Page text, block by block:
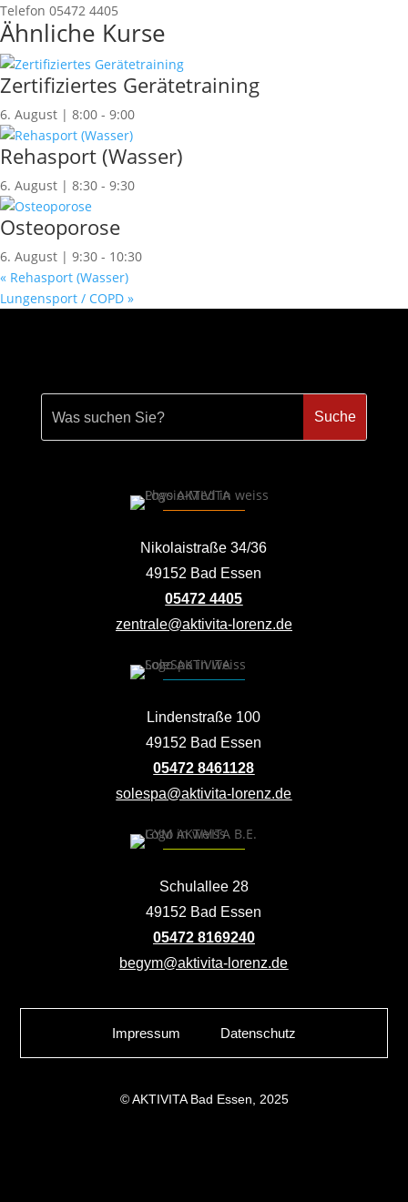
Telefon 05472 4405
Ähnliche Kurse
Zertifiziertes Gerätetraining
6. August | 8:00 - 9:00
Rehasport (Wasser)
6. August | 8:30 - 9:30
Osteoporose
6. August | 9:30 - 10:30
« Rehasport (Wasser)
Lungensport / COPD »
Nikolaistraße 34/36
49152 Bad Essen
05472 4405
zentrale@aktivita-lorenz.de
Lindenstraße 100
49152 Bad Essen
05472 8461128
solespa@aktivita-lorenz.de
Schulallee 28
49152 Bad Essen
05472 8169240
begym@aktivita-lorenz.de
Impressum Datenschutz
© AKTIVITA Bad Essen, 2025